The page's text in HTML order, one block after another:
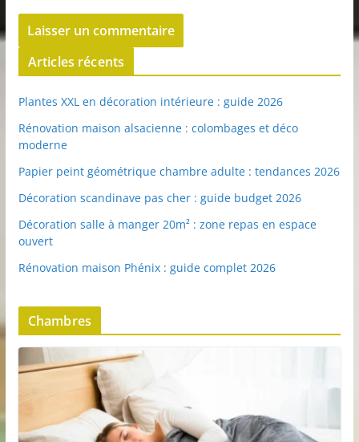
Articles récents
Plantes XXL en décoration intérieure : guide 2026
Rénovation maison alsacienne : colombages et déco
moderne
Papier peint géométrique chambre adulte : tendances 2026
Décoration scandinave pas cher : guide budget 2026
Décoration salle à manger 20m² : zone repas en espace
ouvert
Rénovation maison Phénix : guide complet 2026
Chambres